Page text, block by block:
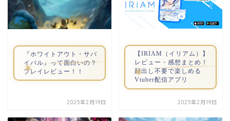
『ホワイトアウト・サバ
イバル』って面白いの？
プレイレビュー！！
2025年2月19日
【IRIAM（イリアム）】
レビュー・感想まとめ！
顔出し不要で楽しめる
Vtuber配信アプリ
2025年2月19日